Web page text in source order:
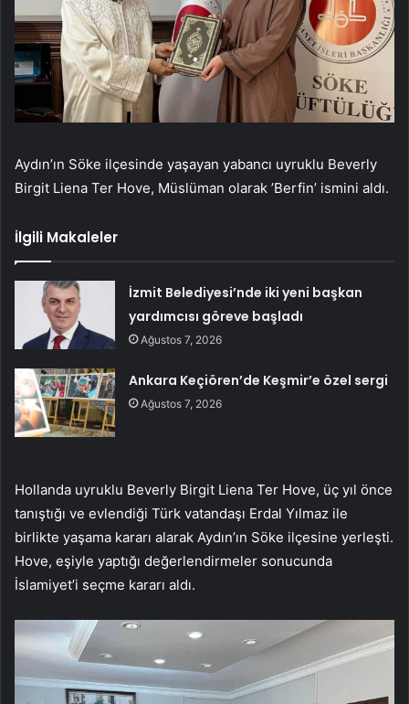
Aydın’ın Söke ilçesinde yaşayan yabancı uyruklu Beverly
Birgit Liena Ter Hove, Müslüman olarak ’Berfin’ ismini aldı.
İlgili Makaleler
İzmit Belediyesi’nde iki yeni başkan
yardımcısı göreve başladı
Ağustos 7, 2026
Ankara Keçiören’de Keşmir’e özel sergi
Ağustos 7, 2026
Hollanda uyruklu Beverly Birgit Liena Ter Hove, üç yıl önce
tanıştığı ve evlendiği Türk vatandaşı Erdal Yılmaz ile
birlikte yaşama kararı alarak Aydın’ın Söke ilçesine yerleşti.
Hove, eşiyle yaptığı değerlendirmeler sonucunda
İslamiyet’i seçme kararı aldı.